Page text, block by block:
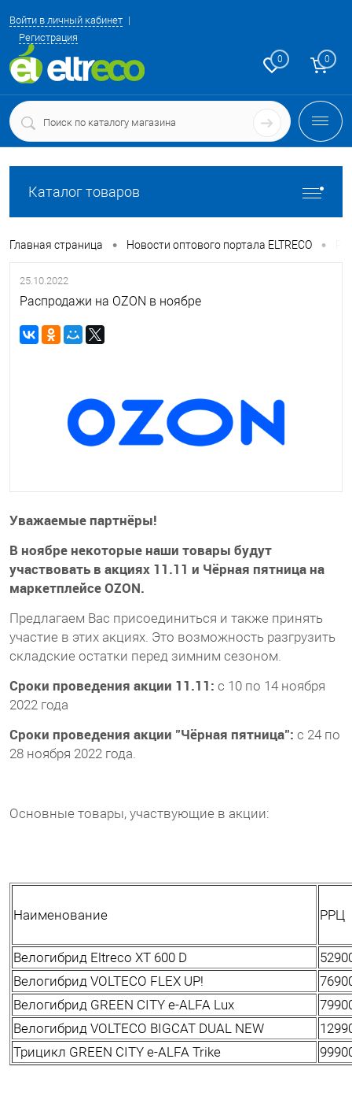
Войти в личный кабинет
Регистрация
0 0
Каталог товаров
Главная страница • Новости оптового портала ELTRECO •
25.10.2022
Распродажи на OZON в ноябре
Уважаемые партнёры!
В ноябре некоторые наши товары будут
участвовать в акциях 11.11 и Чёрная пятница на
маркетплейсе OZON.
Предлагаем Вас присоединиться и также принять
участие в этих акциях. Это возможность разгрузить
складские остатки перед зимним сезоном.
Сроки проведения акции 11.11: с 10 по 14 ноября
2022 года
Сроки проведения акции "Чёрная пятница": с 24 по
28 ноября 2022 года.
Основные товары, участвующие в акции:
Наименование РРЦ
Велогибрид Eltreco XT 600 D
Велогибрид VOLTECO FLEX UP!
Велогибрид GREEN CITY e-ALFA Lux
Велогибрид VOLTECO BIGCAT DUAL NEW
Трицикл GREEN CITY e-ALFA Trike